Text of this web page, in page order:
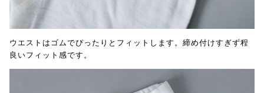
ウエストはゴムでぴったりとフィットします。締め付けすぎず程
良いフィット感です。